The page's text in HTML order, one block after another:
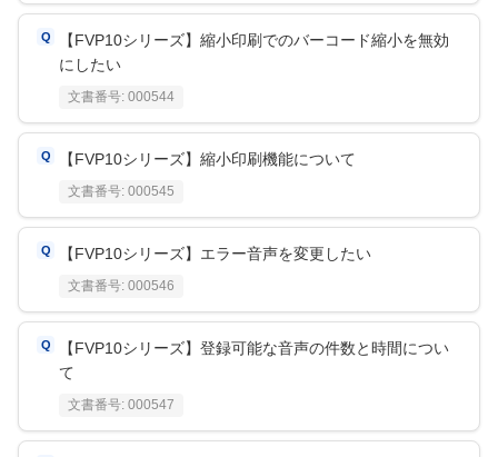
【FVP10シリーズ】縮小印刷でのバーコード縮小を無効
にしたい
文書番号: 000544
【FVP10シリーズ】縮小印刷機能について
文書番号: 000545
【FVP10シリーズ】エラー音声を変更したい
文書番号: 000546
【FVP10シリーズ】登録可能な音声の件数と時間につい
て
文書番号: 000547